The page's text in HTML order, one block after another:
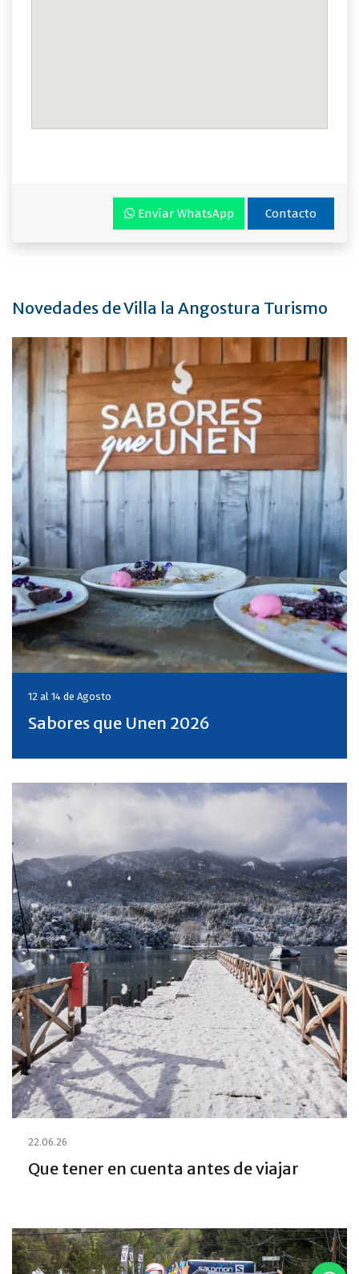
Envíar WhatsApp Contacto
Novedades de Villa la Angostura Turismo
12 al 14 de Agosto
Sabores que Unen 2026
22.06.26
Que tener en cuenta antes de viajar